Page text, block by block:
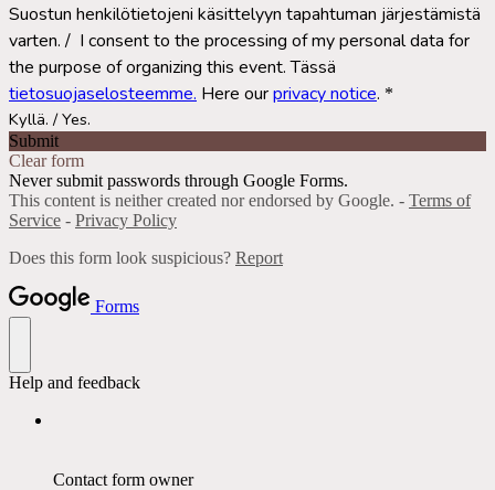
Suostun henkilötietojeni käsittelyyn tapahtuman järjestämistä
varten. / I consent to the processing of my personal data for
the purpose of organizing this event. Tässä
tietosuojaselosteemme. Here ourprivacy notice. *
Kyllä. / Yes.
Submit
Clear form
Never submit passwords through Google Forms.
This content is neither created nor endorsed by Google. - Terms of
Service - Privacy Policy
Does this form look suspicious? Report
Forms
Help and feedback
Contact form owner